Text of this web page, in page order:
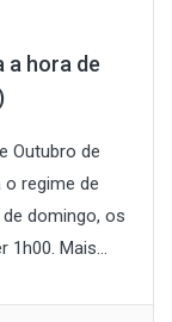
a hora de
Outubro de
regime de
domingo, os
1h00. Mais...